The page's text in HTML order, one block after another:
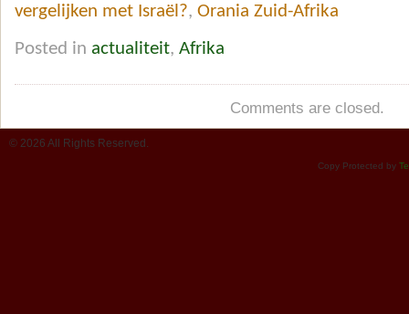
vergelijken met Israël?, Orania Zuid-Afrika
Posted in actualiteit, Afrika
Comments are closed.
© 2026 All Rights Reserved.
Copy Protected by